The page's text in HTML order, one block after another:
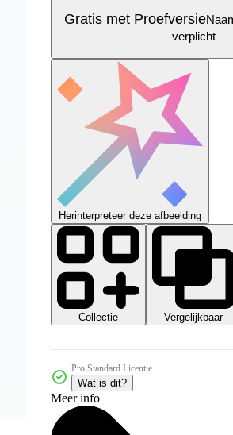
Gratis met Proefversie
verplicht
Herinterpreteer deze afbeelding
Collectie
Vergelijkbaar
Pro Standard Licentie
Wat is dit?
Meer info